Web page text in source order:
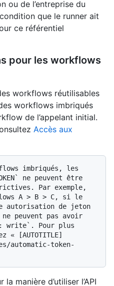
ou de l’entreprise du
que le runner ait
ce référentiel
pour les workflows
workflows réutilisables
workflows imbriqués
de l’appelant initial.
Accès aux
ne peuvent être
Par exemple,
A > B > C, si le
autorisation de jeton
ne peuvent pas avoir
write`. Pour plus
[AUTOTITLE]
automatic-token-
manière d’utiliser l’API